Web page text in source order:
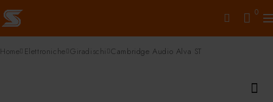
0
Home Elettroniche Giradischi Cambridge Audio Alva ST